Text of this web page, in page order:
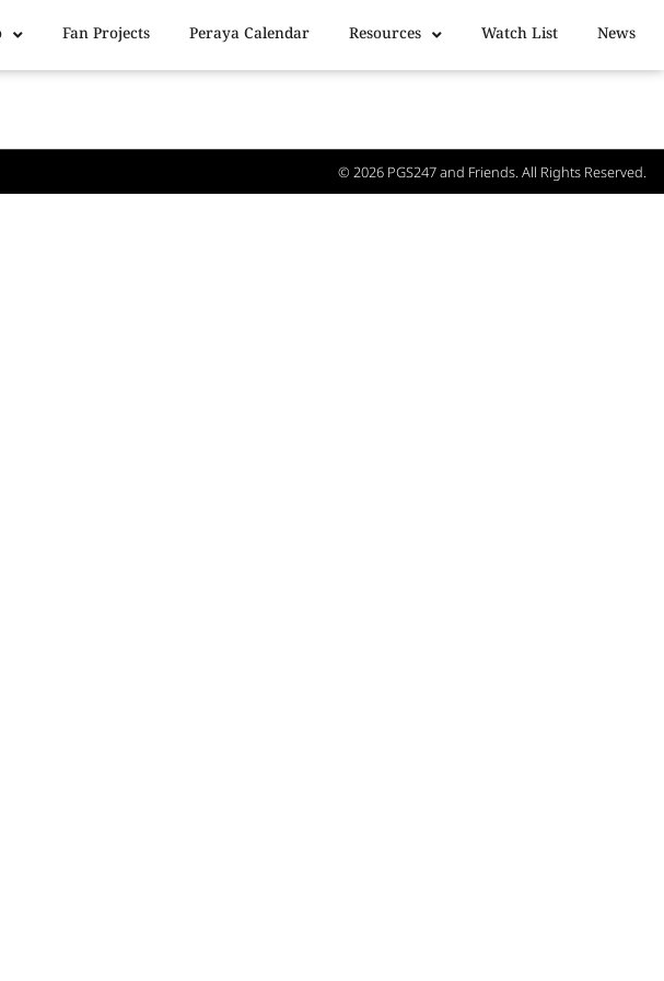
Fan Projects Peraya Calendar Resources Watch List News
© 2026 PGS247and Friends. All Rights Reserved.